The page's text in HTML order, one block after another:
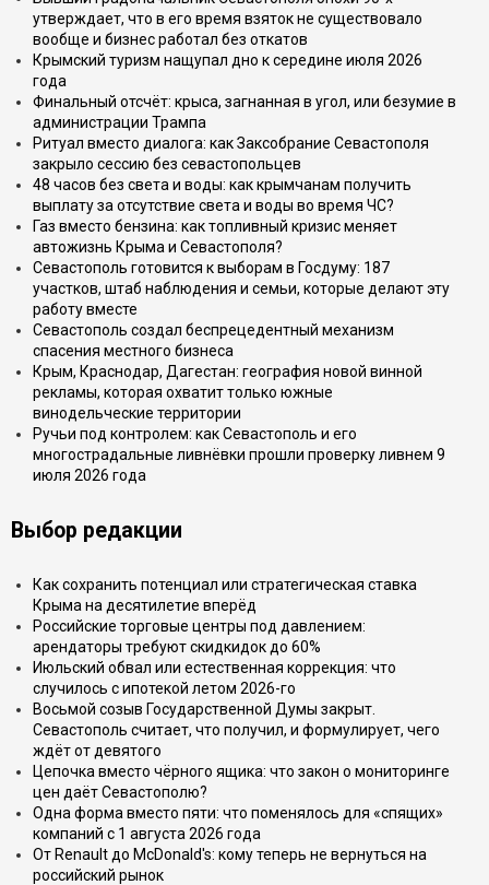
утверждает, что в его время взяток не существовало
вообще и бизнес работал без откатов
Крымский туризм нащупал дно к середине июля 2026
года
Финальный отсчёт: крыса, загнанная в угол, или безумие в
администрации Трампа
Ритуал вместо диалога: как Заксобрание Севастополя
закрыло сессию без севастопольцев
48 часов без света и воды: как крымчанам получить
выплату за отсутствие света и воды во время ЧС?
Газ вместо бензина: как топливный кризис меняет
автожизнь Крыма и Севастополя?
Севастополь готовится к выборам в Госдуму: 187
участков, штаб наблюдения и семьи, которые делают эту
работу вместе
Севастополь создал беспрецедентный механизм
спасения местного бизнеса
Крым, Краснодар, Дагестан: география новой винной
рекламы, которая охватит только южные
винодельческие территории
Ручьи под контролем: как Севастополь и его
многострадальные ливнёвки прошли проверку ливнем 9
июля 2026 года
Выбор редакции
Как сохранить потенциал или стратегическая ставка
Крыма на десятилетие вперёд
Российские торговые центры под давлением:
арендаторы требуют скидкидок до 60%
Июльский обвал или естественная коррекция: что
случилось с ипотекой летом 2026-го
Восьмой созыв Государственной Думы закрыт.
Севастополь считает, что получил, и формулирует, чего
ждёт от девятого
Цепочка вместо чёрного ящика: что закон о мониторинге
цен даёт Севастополю?
Одна форма вместо пяти: что поменялось для «спящих»
компаний с 1 августа 2026 года
От Renault до McDonald's: кому теперь не вернуться на
российский рынок